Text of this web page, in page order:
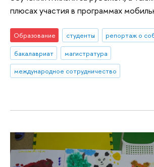
плюсах участия в программах
Образование студенты
репортаж о
бакалавриат
магистратура
международное сотрудничество